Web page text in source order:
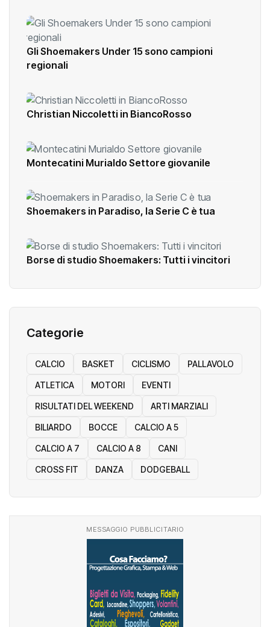
Gli Shoemakers Under 15 sono campioni
regionali
Christian Niccoletti in BiancoRosso
Montecatini Murialdo Settore giovanile
Shoemakers in Paradiso, la Serie C è tua
Borse di studio Shoemakers: Tutti i vincitori
Categorie
CALCIO BASKET CICLISMO PALLAVOLO
ATLETICA MOTORI EVENTI
RISULTATI DEL WEEKEND ARTI MARZIALI
BILIARDO BOCCE CALCIO A 5
CALCIO A 7 CALCIO A 8 CANI
CROSS FIT DANZA DODGEBALL
MESSAGGIO PUBBLICITARIO